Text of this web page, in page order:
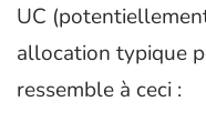
UC
allocation typique
ressemble à ceci :